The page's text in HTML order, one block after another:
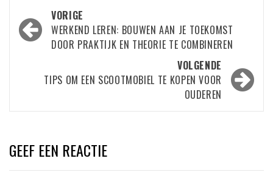
Bericht
navigatie
VORIGE
WERKEND LEREN: BOUWEN AAN JE TOEKOMST
DOOR PRAKTIJK EN THEORIE TE COMBINEREN
VOLGENDE
TIPS OM EEN SCOOTMOBIEL TE KOPEN VOOR
OUDEREN
GEEF EEN REACTIE